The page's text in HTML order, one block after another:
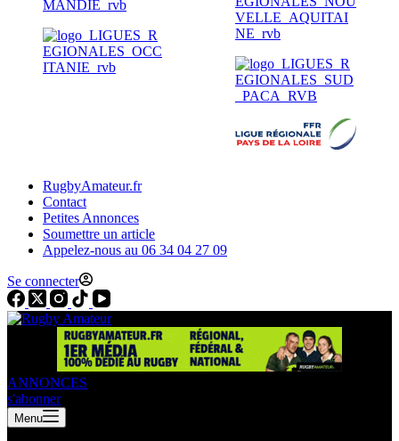
RugbyAmateur.fr
Contact
Petites Annonces
Soumettre un article
Appelez-nous au 06 34 04 27 09
Se connecter
ANNONCES
s'abonner
Menu